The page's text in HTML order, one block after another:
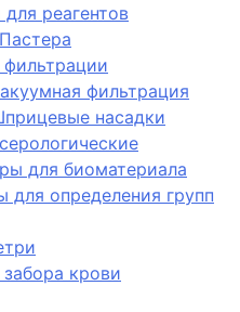
реагентов
фильтрация
насадки
для биоматериала
для определения групп
крови